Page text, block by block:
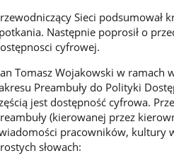
Sieci podsumował
Następnie poprosił o
cyfrowej.
Tomasz Wojakowski w ramach
Preambuły do Polityki
jest dostępność cyfrowa.
(kierowanej przez
pracowników, kultury
słowach: